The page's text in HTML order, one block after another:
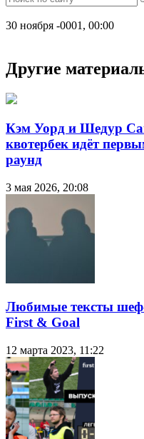
30 ноября -0001, 00:00
Другие
Кэм Уорд и Шедур
квотербек идёт
раунд
3 мая 2026, 20:08
Любимые тексты шеф-
First & Goal
12 марта 2023, 11:22